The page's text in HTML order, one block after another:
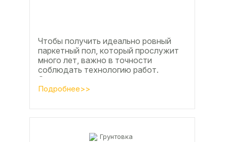
Чтобы получить идеально ровный
паркетный пол, который прослужит
много лет, важно в точности
соблюдать технологию работ.
Сегодня одним из самых простых и
эффективных методов считается...
Подробнее>>